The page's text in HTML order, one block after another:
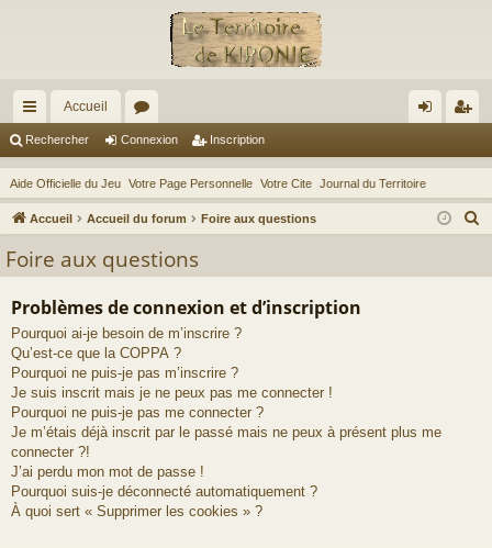
ac
co
ur
ci
s
Accueil
or
u
m
s
ne
xi
on
cri
pti
on
Rechercher Connexion Inscription
Aide Officielle du Jeu Votre Page Personnelle Votre Cite Journal du Territoire
Accueil Accueil du forum Foire aux questions
Foire aux questions
Problèmes de connexion et d’inscription
Pourquoi ai-je besoin de m’inscrire ?
Qu’est-ce que la COPPA ?
Pourquoi ne puis-je pas m’inscrire ?
Je suis inscrit mais je ne peux pas me connecter !
Pourquoi ne puis-je pas me connecter ?
Je m’étais déjà inscrit par le passé mais ne peux à présent plus me
connecter ?!
J’ai perdu mon mot de passe !
Pourquoi suis-je déconnecté automatiquement ?
À quoi sert « Supprimer les cookies » ?